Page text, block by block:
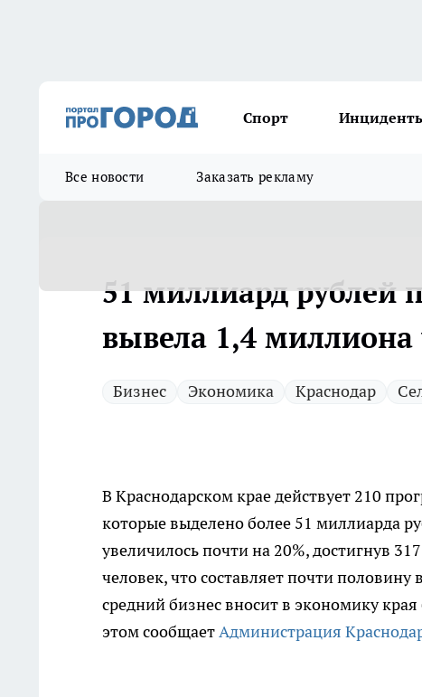
Спорт
Все новости Заказать рекламу
51 миллиард рублей
вывела 1,4
Бизнес Экономика Краснодар
В Краснодарском крае действует 210
которые выделено более 51 миллиарда
увеличилось почти на 20%, достигнув
человек, что составляет почти
средний бизнес вносит в экономику
этом сообщаетАдминистрация